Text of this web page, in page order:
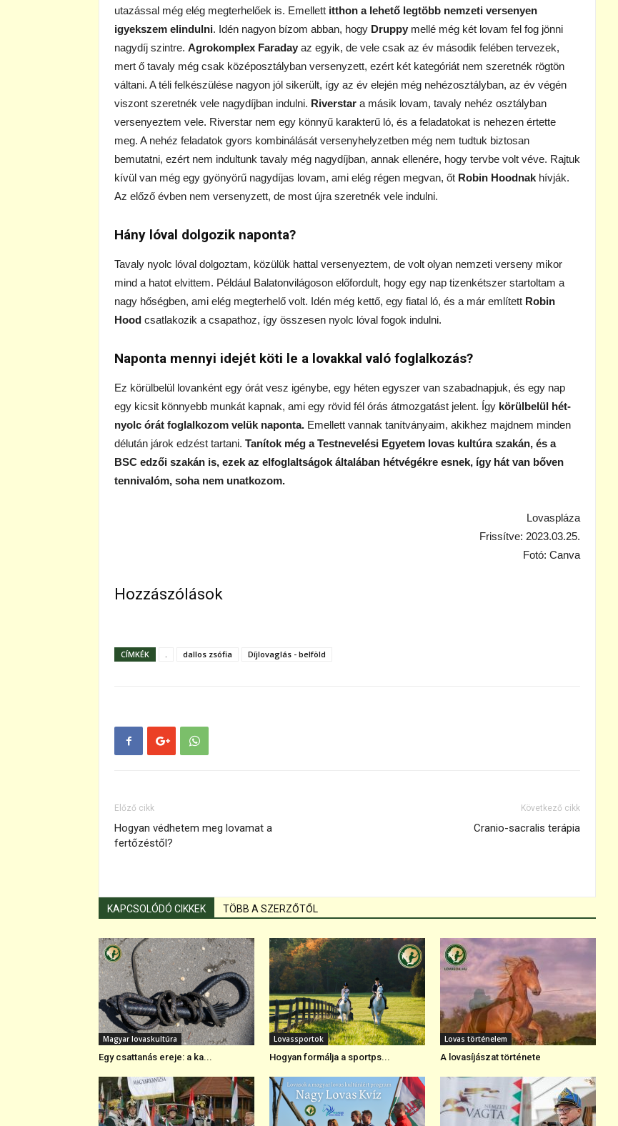
utazással még elég megterhelőek is. Emellett itthon a lehető legtöbb nemzeti versenyen
igyekszem elindulni. Idén nagyon bízom abban, hogy Druppy mellé még két lovam fel fog jönni
nagydíj szintre. Agrokomplex Faraday az egyik, de vele csak az év második felében tervezek,
mert ő tavaly még csak középosztályban versenyzett, ezért két kategóriát nem szeretnék rögtön
váltani. A téli felkészülése nagyon jól sikerült, így az év elején még nehézosztályban, az év végén
viszont szeretnék vele nagydíjban indulni. Riverstar a másik lovam, tavaly nehéz osztályban
versenyeztem vele. Riverstar nem egy könnyű karakterű ló, és a feladatokat is nehezen értette
meg. A nehéz feladatok gyors kombinálását versenyhelyzetben még nem tudtuk biztosan
bemutatni, ezért nem indultunk tavaly még nagydíjban, annak ellenére, hogy tervbe volt véve. Rajtuk
kívül van még egy gyönyörű nagydíjas lovam, ami elég régen megvan, őt Robin Hoodnak hívják.
Az előző évben nem versenyzett, de most újra szeretnék vele indulni.
Hány lóval dolgozik naponta?
Tavaly nyolc lóval dolgoztam, közülük hattal versenyeztem, de volt olyan nemzeti verseny mikor
mind a hatot elvittem. Például Balatonvilágoson előfordult, hogy egy nap tizenkétszer startoltam a
nagy hőségben, ami elég megterhelő volt. Idén még kettő, egy fiatal ló, és a már említett Robin
Hood csatlakozik a csapathoz, így összesen nyolc lóval fogok indulni.
Naponta mennyi idejét köti le a lovakkal való foglalkozás?
Ez körülbelül lovanként egy órát vesz igénybe, egy héten egyszer van szabadnapjuk, és egy nap
egy kicsit könnyebb munkát kapnak, ami egy rövid fél órás átmozgatást jelent. Így körülbelül hét-
nyolc órát foglalkozom velük naponta. Emellett vannak tanítványaim, akikhez majdnem minden
délután járok edzést tartani. Tanítok még a Testnevelési Egyetem lovas kultúra szakán, és a
BSC edzői szakán is, ezek az elfoglaltságok általában hétvégékre esnek, így hát van bőven
tennivalóm, soha nem unatkozom.
Lovaspláza
Frissítve: 2023.03.25.
Fotó: Canva
Hozzászólások
CÍMKÉK . dallos zsófia Díjlovaglás - belföld
Előző cikk
Hogyan védhetem meg lovamat a
fertőzéstől?
Következő cikk
Cranio-sacralis terápia
KAPCSOLÓDÓ CIKKEK TÖBB A SZERZŐTŐL
Magyar lovaskultúra
Egy csattanás ereje: a ka...
Lovassportok
Hogyan formálja a sportps...
Lovas történelem
A lovasíjászat története